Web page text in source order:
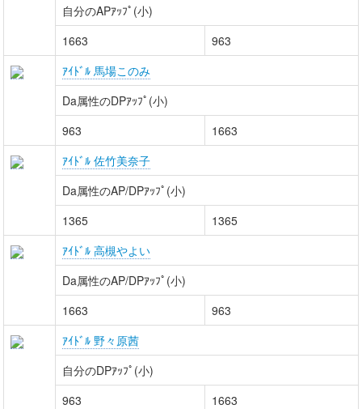
自分のAPｱｯﾌﾟ(小)
1663
963
ｱｲﾄﾞﾙ 馬場このみ
Da属性のDPｱｯﾌﾟ(小)
963
1663
ｱｲﾄﾞﾙ 佐竹美奈子
Da属性のAP/DPｱｯﾌﾟ(小)
1365
1365
ｱｲﾄﾞﾙ 高槻やよい
Da属性のAP/DPｱｯﾌﾟ(小)
1663
963
ｱｲﾄﾞﾙ 野々原茜
自分のDPｱｯﾌﾟ(小)
963
1663